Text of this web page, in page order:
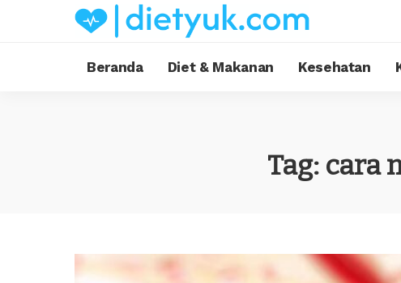
Beranda Diet & Makanan Kesehatan
Tag: cara